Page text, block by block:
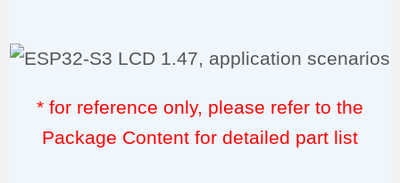
* for reference only, please refer to the
Package Content for detailed part list